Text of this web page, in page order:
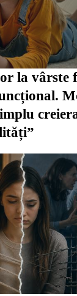
la vârste